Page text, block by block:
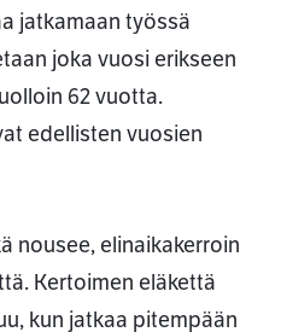
jatkamaan työssä
joka vuosi erikseen
62 vuotta.
edellisten vuosien
nousee, elinaikakerroin
Kertoimen eläkettä
kun jatkaa pitempään